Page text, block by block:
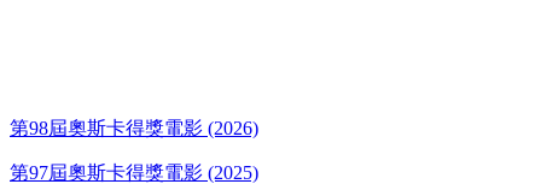
第98屆奧斯卡得獎電影 (2026)
第97屆奧斯卡得獎電影 (2025)